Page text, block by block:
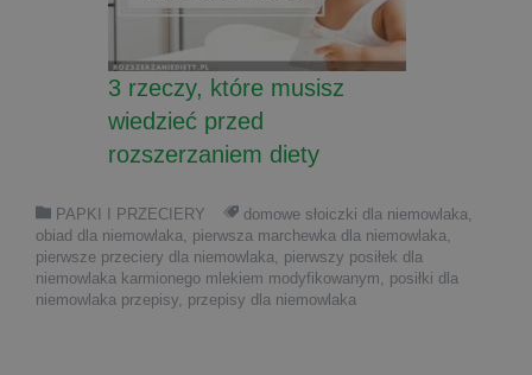
3 rzeczy, które musisz
wiedzieć przed
rozszerzaniem diety
PAPKI I PRZECIERY domowe słoiczki dla niemowlaka,
obiad dla niemowlaka, pierwsza marchewka dla niemowlaka,
pierwsze przeciery dla niemowlaka, pierwszy posiłek dla
niemowlaka karmionego mlekiem modyfikowanym, posiłki dla
niemowlaka przepisy, przepisy dla niemowlaka